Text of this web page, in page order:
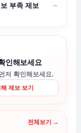
부족 제보 →
인해보세요
저 확인해보세요.
제보 보기
전체보기 →